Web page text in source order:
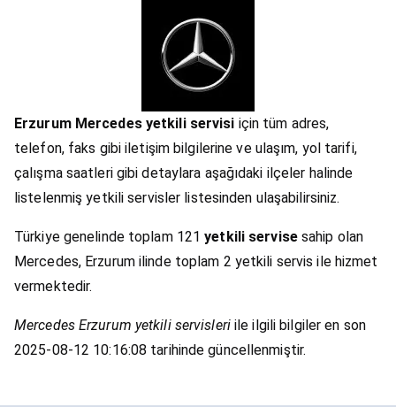
Erzurum Mercedes yetkili servisi için tüm adres,
telefon, faks gibi iletişim bilgilerine ve ulaşım, yol tarifi,
çalışma saatleri gibi detaylara aşağıdaki ilçeler halinde
listelenmiş yetkili servisler listesinden ulaşabilirsiniz.
Türkiye genelinde toplam 121yetkili servisesahip olan
Mercedes, Erzurum ilinde toplam 2 yetkili servis ile hizmet
vermektedir.
Mercedes Erzurum yetkili servisleriile ilgili bilgiler en son
2025-08-12 10:16:08 tarihinde güncellenmiştir.